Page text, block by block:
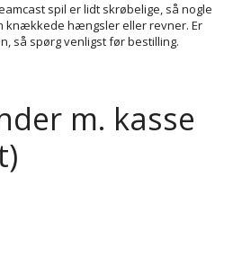
spil er lidt skrøbelige, så nogle
knækkede hængsler eller revner. Er
så spørg venligst før bestilling.
m. kasse